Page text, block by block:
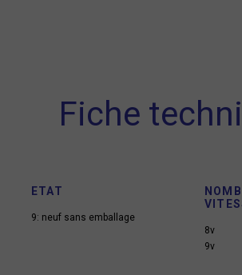
Fiche
ETAT
9: neuf sans emballage
8v
9v